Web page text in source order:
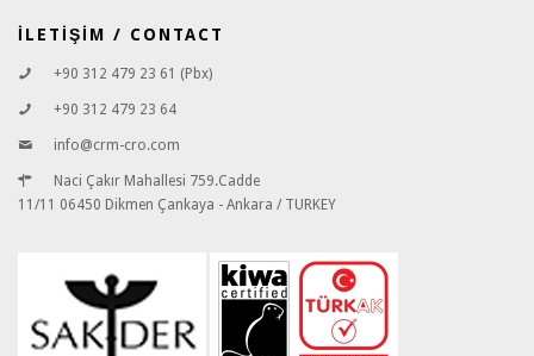
İLETİŞİM / CONTACT
+90 312 479 23 61 (Pbx)
+90 312 479 23 64
info@crm-cro.com
Naci Çakır Mahallesi 759.Cadde
11/11 06450 Dikmen Çankaya - Ankara / TURKEY